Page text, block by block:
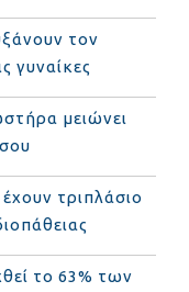
τον
γυναίκες
μειώνει
τριπλάσιο
το 63% των